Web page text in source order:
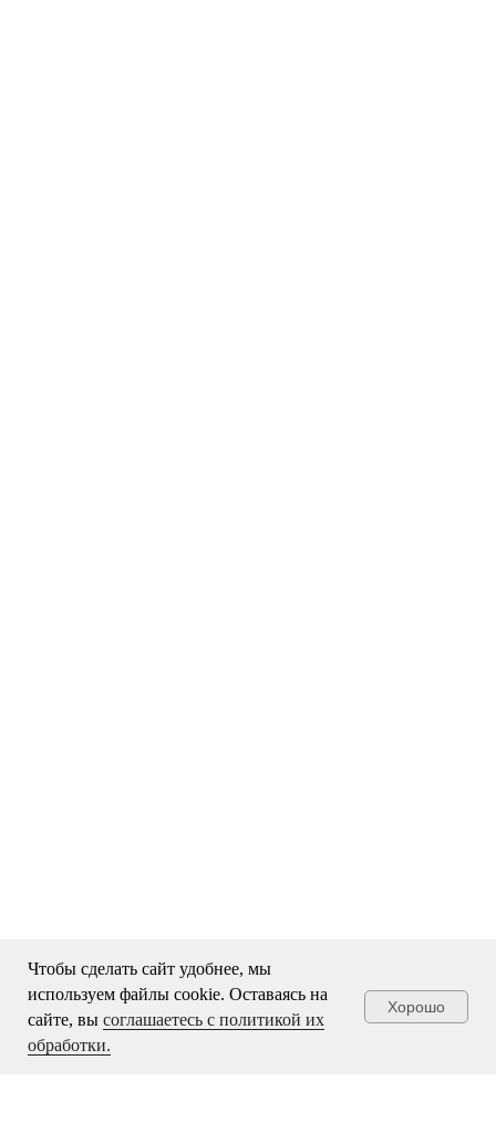
Чтобы сделать сайт удобнее, мы
используем файлы cookie. Оставаясь на
сайте, вы соглашаетесь с политикой их
обработки.
Хорошо